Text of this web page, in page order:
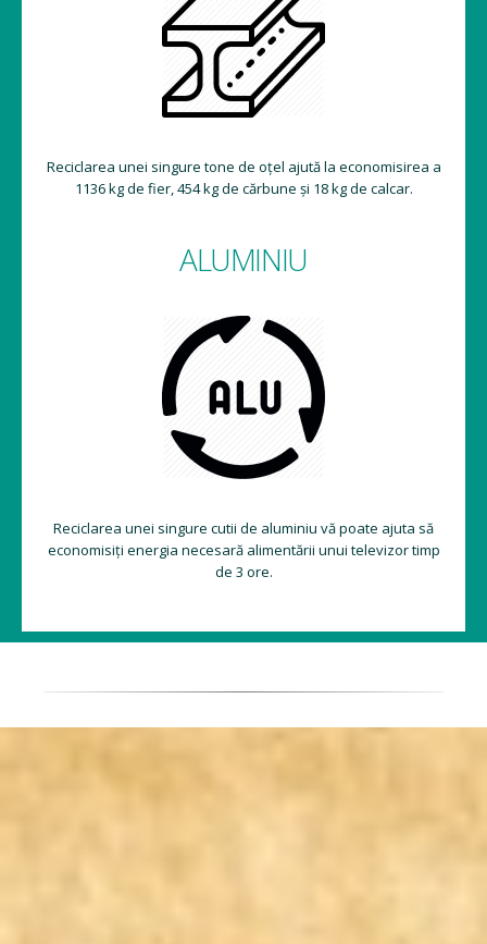
Reciclarea unei singure tone de oțel ajută la economisirea a
1136 kg de fier, 454 kg de cărbune și 18 kg de calcar.
ALUMINIU
Reciclarea unei singure cutii de aluminiu vă poate ajuta să
economisiți energia necesară alimentării unui televizor timp
de 3 ore.